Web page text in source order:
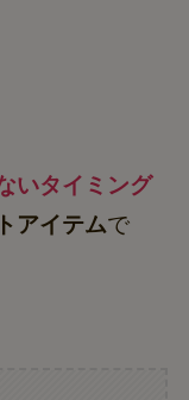
いタイミング
アイテムで